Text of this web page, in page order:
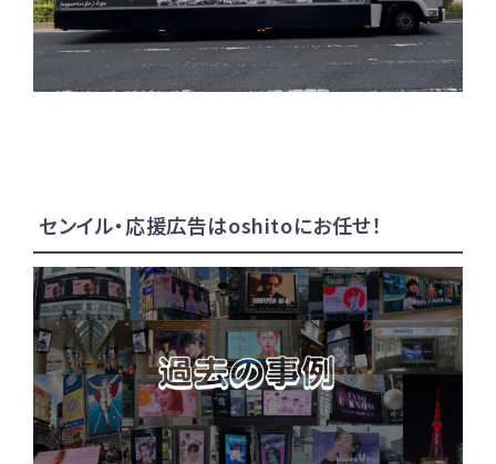
センイル・応援広告はoshitoにお任せ！